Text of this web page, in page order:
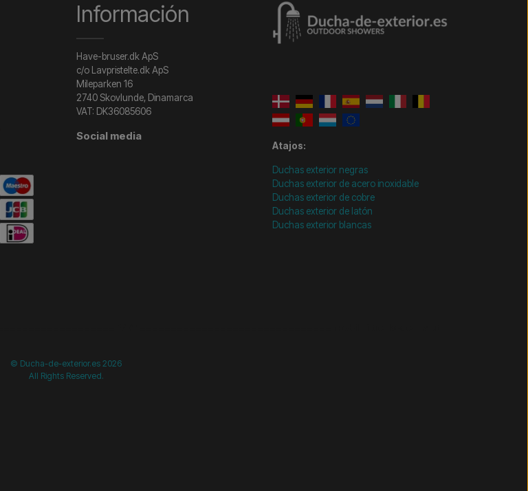
Información
Have-bruser.dk ApS
c/o Lavpristelte.dk ApS
Mileparken 16
2740 Skovlunde, Dinamarca
VAT: DK36085606
Social media
Atajos:
Duchas exterior negras
Duchas exterior de acero inoxidable
Duchas exterior de cobre
Duchas exterior de latón
Duchas exterior blancas
© Ducha-de-exterior.es 2026
All Rights Reserved.